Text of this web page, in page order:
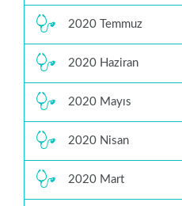
2020 Temmuz
2020 Haziran
2020 Mayıs
2020 Nisan
2020 Mart